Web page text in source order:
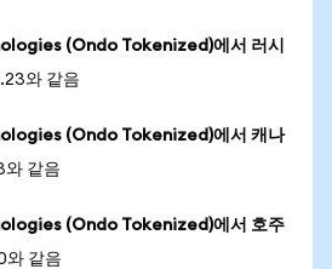
(Ondo Tokenized)에서 러시
와 같음
(Ondo Tokenized)에서 캐나
와 같음
(Ondo Tokenized)에서 호주
와 같음